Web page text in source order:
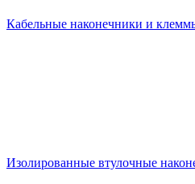
Кабельные наконечники и
Изолированные втулочные